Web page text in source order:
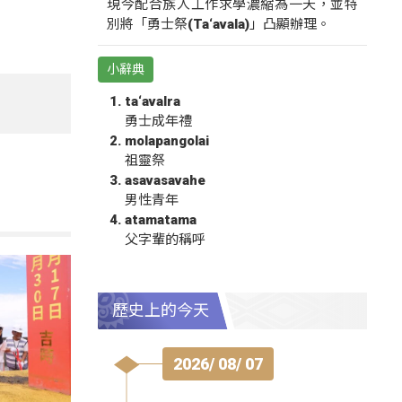
現今配合族人工作求學濃縮為一天，並特
別將「勇士祭(Ta‘avala)」凸顯辦理。
小辭典
ta‘avalra
勇士成年禮
molapangolai
祖靈祭
asavasavahe
男性青年
atamatama
父字輩的稱呼
歷史上的今天
2026/ 08/ 07